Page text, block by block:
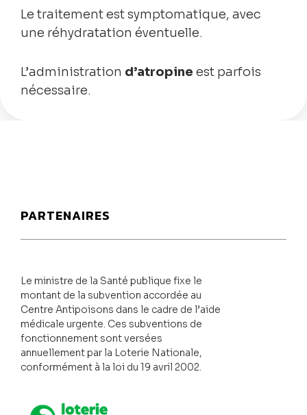
Le traitement est symptomatique, avec
une réhydratation éventuelle.
L’administration d’atropine est parfois
nécessaire.
PARTENAIRES
Le ministre de la Santé publique fixe le
montant de la subvention accordée au
Centre Antipoisons dans le cadre de l’aide
médicale urgente. Ces subventions de
fonctionnement sont versées
annuellement par la Loterie Nationale,
conformément à la loi du 19 avril 2002.
Loterie Nationale